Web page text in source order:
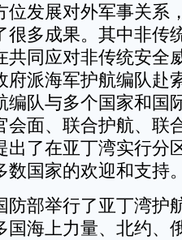
位发展对外军事关系
很多成果。其中非传
共同应对非传统安全
府派海军护航编队赴
编队与多个国家和国
会面、联合护航、联
出了在亚丁湾实行分
数国家的欢迎和支持
部举行了亚丁湾护
国海上力量、北约、